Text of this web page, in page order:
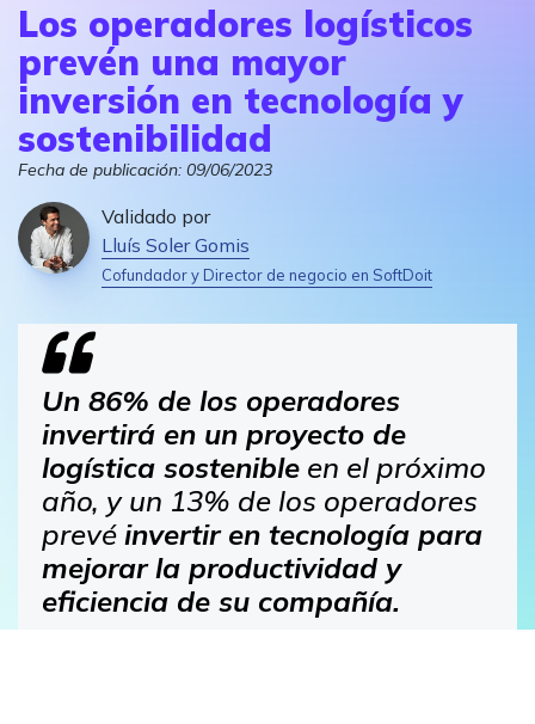
Los operadores logísticos
prevén una mayor
inversión en tecnología y
sostenibilidad
Fecha de publicación: 09/06/2023
Validado por
Lluís Soler Gomis
Cofundador y Director de negocio en SoftDoit
Un 86% de los operadores
invertirá en un proyecto de
logística sostenible en el próximo
año, y un 13% de los operadores
prevé invertir en tecnología para
mejorar la productividad y
eficiencia de su compañía.